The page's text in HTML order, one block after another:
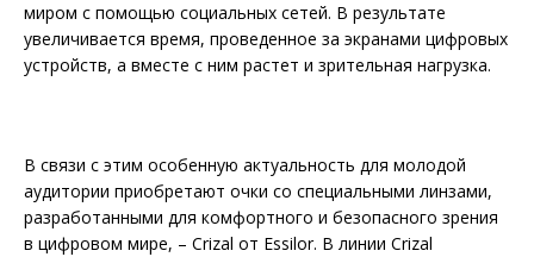
миром с помощью социальных сетей. В результате
увеличивается время, проведенное за экранами цифровых
устройств, а вместе с ним растет и зрительная нагрузка.
В связи с этим особенную актуальность для молодой
аудитории приобретают очки со специальными линзами,
разработанными для комфортного и безопасного зрения
в цифровом мире, – Crizal от Essilor. В линии Crizal